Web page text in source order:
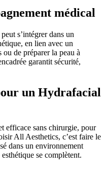
médical
s’intégrer dans un
en lien avec un
de préparer la peau à
garantit sécurité,
un Hydrafacial
efficace sans chirurgie, pour
All Aesthetics, c’est faire le
dans un environnement
se complètent.